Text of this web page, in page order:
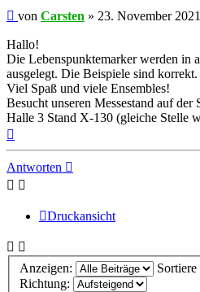
Beitrag
von Carsten » 23. November
Hallo!
Die Lebenspunktemarker werden in
ausgelegt. Die Beispiele sind korrekt.
Viel Spaß und viele Ensembles!
Besucht unseren Messestand auf der
Halle 3 Stand X-130 (gleiche Stelle
Antworten
Druckansicht
Anzeigen:
Sortiere
Richtung: